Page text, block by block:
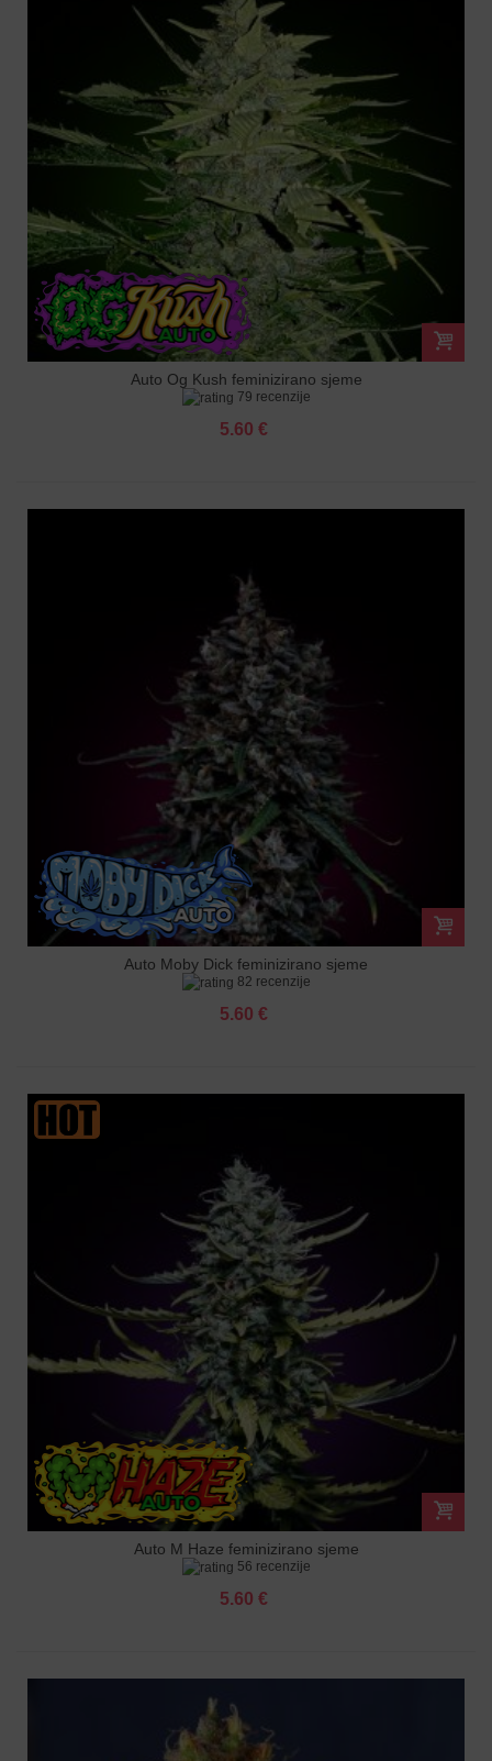
Auto Og Kush feminizirano sjeme
79 recenzije
5.60 €
Auto Moby Dick feminizirano sjeme
82 recenzije
5.60 €
Auto M Haze feminizirano sjeme
56 recenzije
5.60 €